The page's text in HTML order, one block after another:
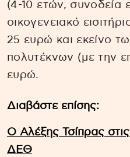
(4-10 ετών, συνοδεία
οικογενειακό
25 ευρώ και εκείνο
πολυτέκνων (με την
ευρώ.
Διαβάστε επίσης:
Ο Αλέξης Τσίπρας
ΔΕΘ